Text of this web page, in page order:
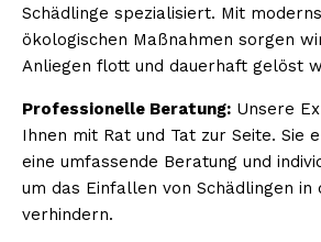
Schädlinge spezialisiert. Mit
ökologischen Maßnahmen sorgen
Anliegen flott und dauerhaft gelöst
Professionelle Beratung: Unsere
Ihnen mit Rat und Tat zur Seite. Sie
eine umfassende Beratung und
um das Einfallen von Schädlingen in
verhindern.